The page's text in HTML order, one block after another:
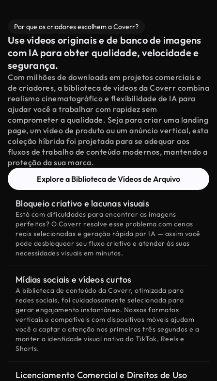
Por que os criadores escolhem a Coverr?
Use vídeos originais e de banco de imagens
com IA para obter qualidade, velocidade e
segurança.
Com milhões de downloads em projetos comerciais e
de criadores, a biblioteca de vídeos da Coverr combina
realismo cinematográfico e flexibilidade de IA para
ajudar você a trabalhar com rapidez sem
comprometer a qualidade. Seja para criar uma landing
page, um vídeo de produto ou um anúncio vertical, esta
coleção híbrida foi projetada para se adequar aos
fluxos de trabalho de conteúdo modernos, mantendo a
proteção da sua marca.
Explore a Biblioteca de Vídeos de Arquivo
Bloqueio criativo e lacunas visuais
Está com dificuldades para encontrar as imagens
perfeitas? O Coverr resolve esse problema com cenas
reais selecionadas e geração rápida por IA — assim você
pode desbloquear seu fluxo criativo e atender às suas
necessidades visuais em minutos.
Mídias sociais e vídeos curtos
A biblioteca de conteúdo da Coverr, otimizada para
redes sociais, foi cuidadosamente selecionada para
gerar engajamento instantâneo. Nossos formatos
verticais e compatíveis com dispositivos móveis ajudam
você a captar a atenção nos primeiros três segundos e a
manter a identidade visual nativa do TikTok, Reels e
Shorts.
Licenciamento Comercial e Direitos de Uso